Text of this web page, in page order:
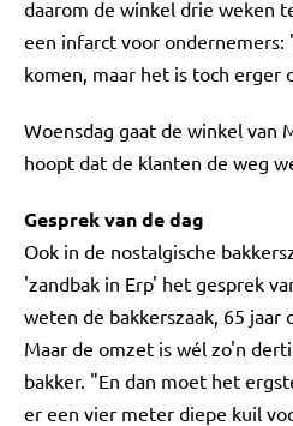
daarom de winkel drie weken
een infarct voor ondernemers:
komen, maar het is toch erger
Woensdag gaat de winkel van
hoopt dat de klanten de weg
Gesprek van de dag
Ook in de nostalgische
'zandbak in Erp' het gesprek
weten de bakkerszaak, 65 jaar
Maar de omzet is wél zo'n
bakker. "En dan moet het
er een vier meter diepe kuil